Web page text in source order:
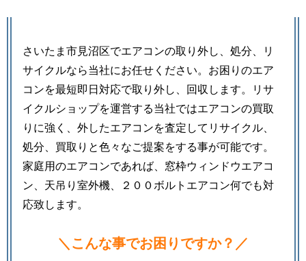
さいたま市見沼区でエアコンの取り外し、処分、リ
サイクルなら当社にお任せください。お困りのエア
コンを最短即日対応で取り外し、回収します。リサ
イクルショップを運営する当社ではエアコンの買取
りに強く、外したエアコンを査定してリサイクル、
処分、買取りと色々なご提案をする事が可能です。
家庭用のエアコンであれば、窓枠ウィンドウエアコ
ン、天吊り室外機、２００ボルトエアコン何でも対
応致します。
＼こんな事でお困りですか？／